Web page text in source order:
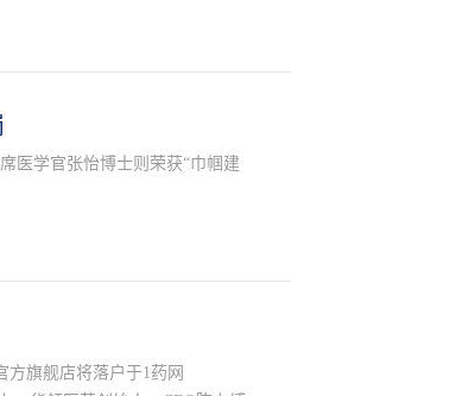
医学官张怡博士则荣获“巾帼建
旗舰店将落户于1药网